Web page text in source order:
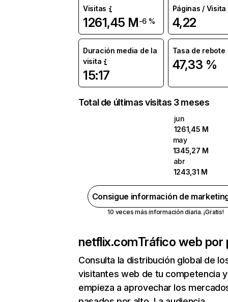
Visitas
1261,45 M-6 %
Páginas / Visita
4,22
Duración media de la
visita
15:17
Tasa de rebote
47,33 %
Total de últimas visitas 3 meses
jun
1261,45 M
may
1345,27 M
abr
1243,31 M
Consigue información de
10 veces más información diaria. ¡Gratis!
netflix.comTráfico web por
Consulta la distribución global de
visitantes web de tu competencia y
empieza a aprovechar los